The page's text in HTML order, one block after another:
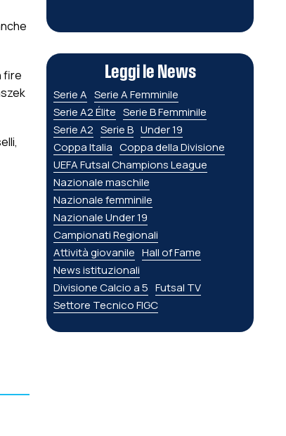
fire
Leggi le News
Serie A Serie A Femminile
Serie A2 Élite Serie B Femminile
Serie A2 Serie B Under 19
Coppa Italia Coppa della Divisione
UEFA Futsal Champions League
Nazionale maschile
Nazionale femminile
Nazionale Under 19
Campionati Regionali
Attività giovanile Hall of Fame
News istituzionali
Divisione Calcio a 5 Futsal TV
Settore Tecnico FIGC